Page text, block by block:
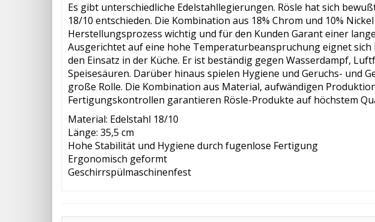
Es gibt unterschiedliche Edelstahllegierungen. Rösle hat sich
18/10 entschieden. Die Kombination aus 18% Chrom und 10%
Herstellungsprozess wichtig und für den Kunden Garant einer
Ausgerichtet auf eine hohe Temperaturbeanspruchung eignet sich
den Einsatz in der Küche. Er ist beständig gegen Wasserdampf,
Speisesäuren. Darüber hinaus spielen Hygiene und Geruchs- und
große Rolle. Die Kombination aus Material, aufwändigen
Fertigungskontrollen garantieren Rösle-Produkte auf höchstem
Material: Edelstahl 18/10
Länge: 35,5 cm
Hohe Stabilität und Hygiene durch fugenlose Fertigung
Ergonomisch geformt
Geschirrspülmaschinenfest